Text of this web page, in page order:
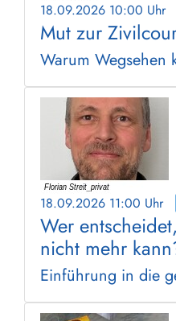
18.09.2026 10:00 Uhr
Mut zur
Warum Wegsehen
18.09.2026 11:00 Uhr
Wer
nicht mehr
Einführung in die